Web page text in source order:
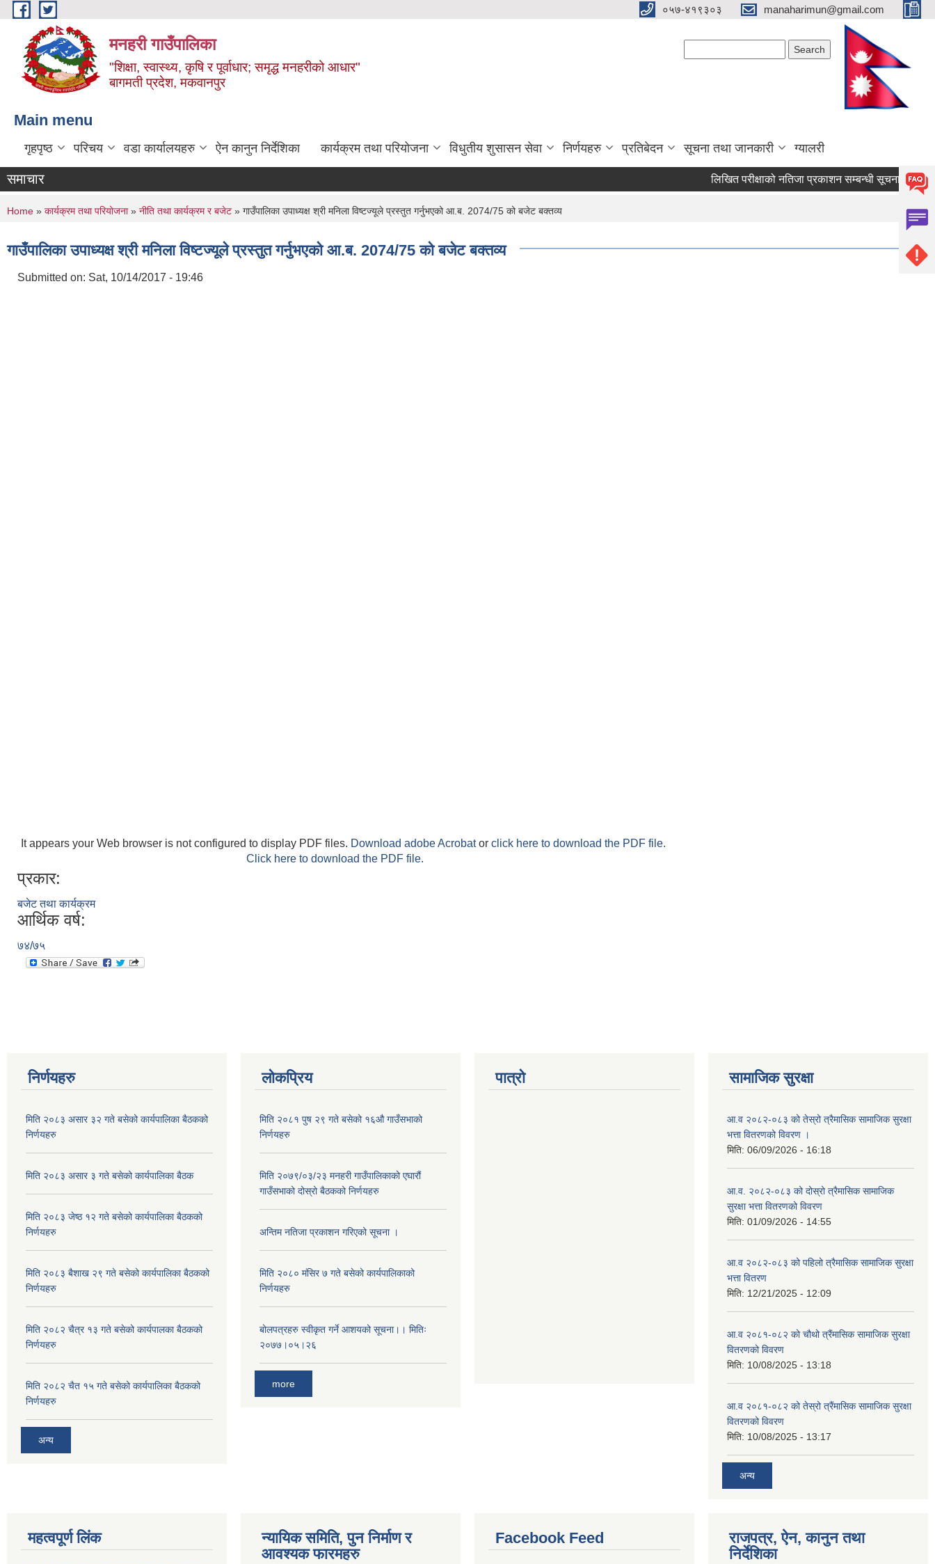
Skip to main content ०५७-४१९३०३ manaharimun@gmail.com
मनहरी गाउँपालिका
"शिक्षा, स्वास्थ्य, कृषि र पूर्वाधार; समृद्ध मनहरीको आधार"
बागमती प्रदेश, मकवानपुर
Main menu
गृहपृष्ठ परिचय वडा कार्यालयहरु ऐन कानुन निर्देशिका कार्यक्रम तथा परियोजना विधुतीय शुसासन सेवा निर्णयहरु प्रतिबेदन सूचना तथा जानकारी ग्यालरी
समाचार लिखित परीक्षाको नतिजा प्रकाशन सम्बन्धी सूचना । दररेट
You are here
Home » कार्यक्रम तथा परियोजना» नीति तथा कार्यक्रम र बजेट » गाउँपालिका उपाध्यक्ष श्री मनिला विष्टज्यूले प्रस्तुत गर्नुभएको आ.ब. 2074/75 को बजेट बक्तव्य
गाउँपालिका उपाध्यक्ष श्री मनिला विष्टज्यूले प्रस्तुत गर्नुभएको आ.ब. 2074/75 को बजेट बक्तव्य
Submitted on: Sat, 10/14/2017 - 19:46
It appears your Web browser is not configured to display PDF files. Download adobe Acrobator click here to download the PDF file.
Click here to download the PDF file.
प्रकार:
बजेट तथा कार्यक्रम
आर्थिक वर्ष:
७४/७५
निर्णयहरु
मिति २०८३ असार ३२ गते बसेको कार्यपालिका बैठकको
निर्णयहरु
मिति २०८३ असार ३ गते बसेको कार्यपालिका बैठक
मिति २०८३ जेष्ठ १२ गते बसेको कार्यपालिका बैठकको
निर्णयहरु
मिति २०८३ बैशाख २९ गते बसेको कार्यपालिका बैठकको
निर्णयहरु
मिति २०८२ चैत्र १३ गते बसेको कार्यपालका बैठकको
निर्णयहरु
मिति २०८२ चैत १५ गते बसेको कार्यपालिका बैठकको
निर्णयहरु
अन्य
लोकप्रिय
मिति २०८१ पुष २९ गते बसेको १६‍‍औ गाउँसभाको
निर्णयहरु
मिति २०७९/०३/२३ मनहरी गाउँपालिकाको एघारौं
गाउँसभाको दोस्रो बैठकको निर्णयहरु
अन्तिम नतिजा प्रकाशन गरिएको सूचना ।
मिति २०८० मंसिर ७ गते बसेको कार्यपालिकाको
निर्णयहरु
बोलपत्रहरु स्वीकृत गर्ने आशयको सूचना।। मितिः
२०७७।०५।२६
more
पात्रो सामाजिक सुरक्षा
आ.व २०८२-०८३ को तेस्रो त्रैमासिक सामाजिक सुरक्षा
भत्ता वितरणको विवरण ।
मिति: 06/09/2026 - 16:18
आ.व. २०८२-०८३ को दोस्रो त्रैमासिक सामाजिक
सुरक्षा भत्ता वितरणको विवरण
मिति: 01/09/2026 - 14:55
आ.व २०८२-०८३ को पहिलो त्रैमासिक सामाजिक सुरक्षा
भत्ता वितरण
मिति: 12/21/2025 - 12:09
आ.व २०८१-०८२ को चौथो त्रैंमासिक सामाजिक सुरक्षा
वितरणको विवरण
मिति: 10/08/2025 - 13:18
आ.व २०८१-०८२ को तेस्रो त्रैंमासिक सामाजिक सुरक्षा
वितरणको विवरण
मिति: 10/08/2025 - 13:17
अन्य
महत्वपूर्ण लिंक
न्यायिक समिति, पुन निर्माण र
आवश्यक फारमहरु
Facebook Feed
राजपत्र, ऐन, कानुन तथा
निर्देशिका